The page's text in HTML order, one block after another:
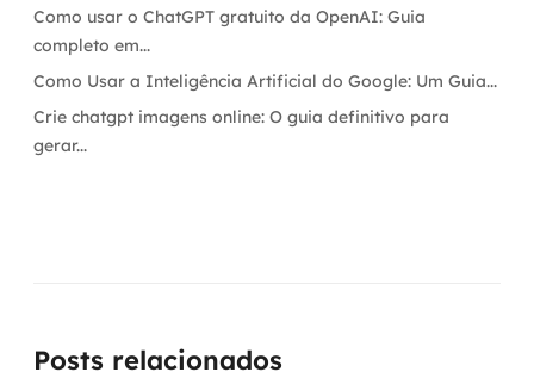
Como usar o ChatGPT gratuito da OpenAI: Guia
completo em...
Como Usar a Inteligência Artificial do Google: Um Guia...
Crie chatgpt imagens online: O guia definitivo para
gerar...
Posts relacionados